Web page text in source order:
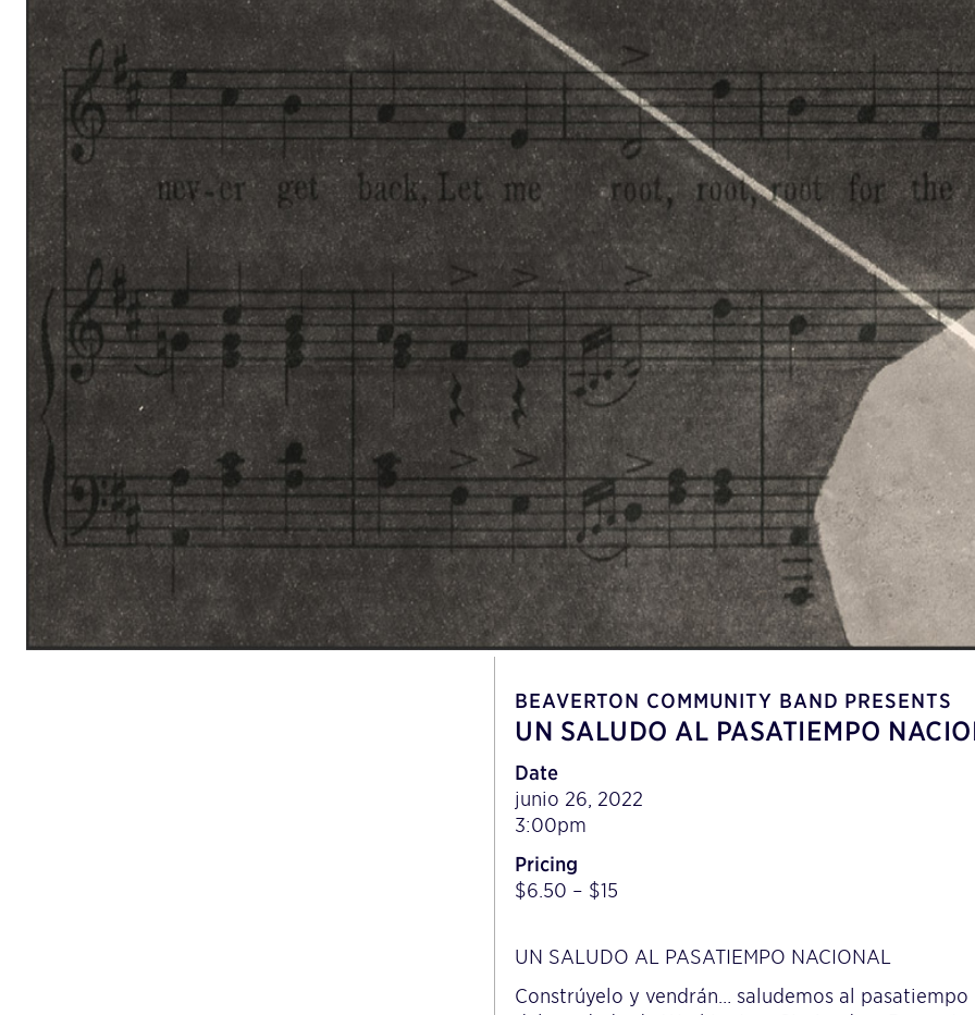
BEAVERTON COMMUNITY BAND PRESENTS
UN SALUDO AL PASATIEMPO
Date
junio 26, 2022
3:00pm
Pricing
$6.50 – $15
UN SALUDO AL PASATIEMPO NACIONAL
Constrúyelo y vendrán… saludemos al